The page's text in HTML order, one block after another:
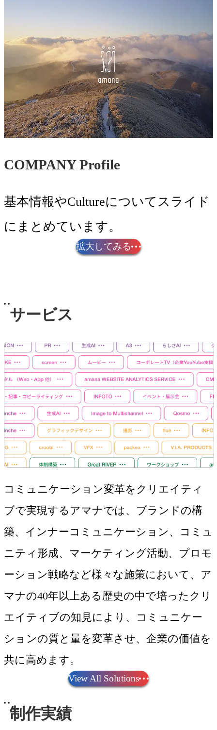
COMPANY Profile
基本情報やCultureについてスライド
にまとめています。
拡大してみる
サービス
コミュニケーション変革をクリエイティ
ブで実現するアマナでは、ブランドの構
築、インナーコミュニケーション、コミュ
ニティ形成、マーケティング活動、プロモ
ーション戦略など様々な施策において、ア
マナの40年以上ある歴史の中で培ったクリ
エイティブの知見により、コミュニケー
ションの質と量を変革させ、企業の価値を
共に高めます。
View All Solutions
制作実績